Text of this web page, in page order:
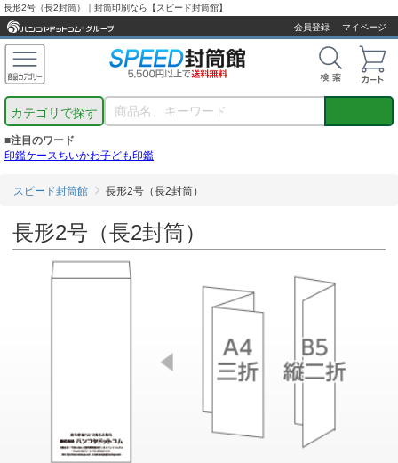
長形2号（長2封筒）｜封筒印刷なら【スピード封筒館】
会員登録
マイページ
カテゴリで探す
■注目のワード
印鑑ケースちいかわ子ども印鑑
スピード封筒館 長形2号（長2封筒）
長形2号（長2封筒）